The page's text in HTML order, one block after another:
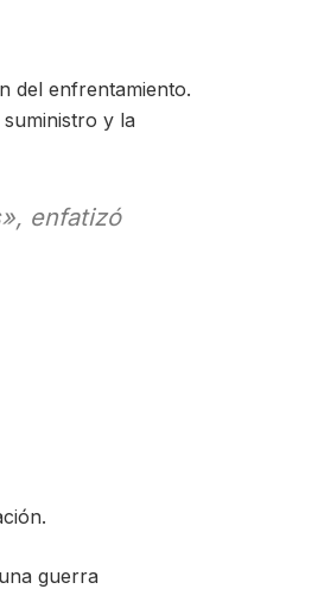
del enfrentamiento.
y la
enfatizó
guerra